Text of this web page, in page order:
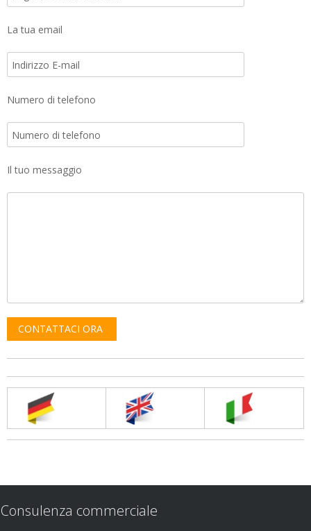
La tua email
Numero di telefono
Il tuo messaggio
Consulenza commerciale